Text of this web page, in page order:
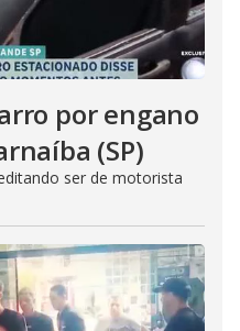
por engano
(SP)
ser de motorista